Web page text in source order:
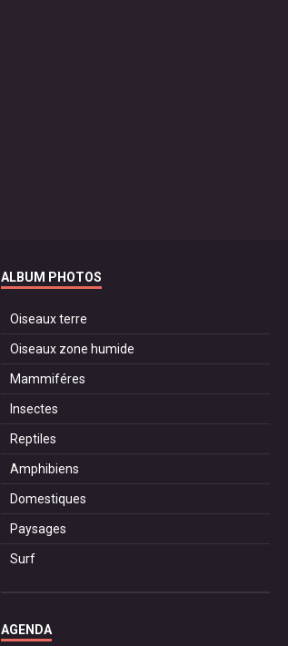
ALBUM PHOTOS
Oiseaux terre
Oiseaux zone humide
Mammiféres
Insectes
Reptiles
Amphibiens
Domestiques
Paysages
Surf
AGENDA